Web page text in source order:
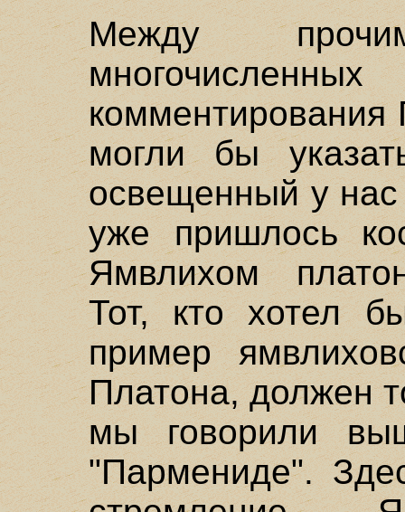
Между
могли бы
освещенный у
уже пришлось
Ямвлихом
Тот, кто хотел
пример
Платона, должен
мы говорили
"Пармениде".